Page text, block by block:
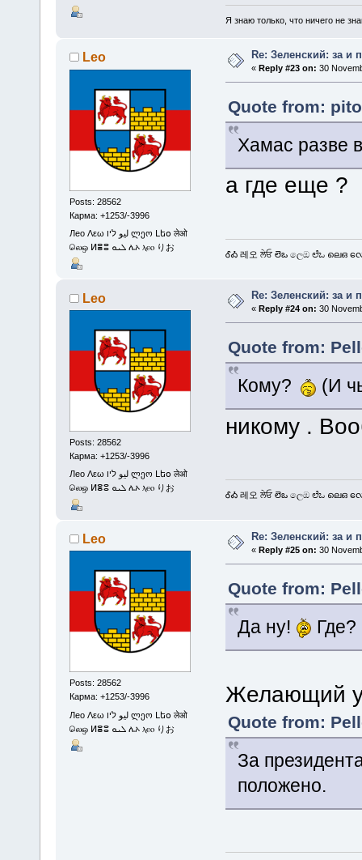
Я знаю только, что ничего не
Leo
Posts: 28562
Карма: +1253/-3996
Лео Λεω ليو ליו ლეო Լեօ लेओ
லெஒ ⵍⴻⵓ ܠܝܘ ሌኦ ⲗⲉⲟ りお
Re: Зеленский: за и
«Reply #23 on: 30
Quote from:
Хамас разве
а где еще ?
ᎴᎣ 레오 ਲੇਓ లెఒ ලෙඔ ಲೆಒ ലെഒ လ
Leo
Posts: 28562
Карма: +1253/-3996
Лео Λεω ليو ליו ლეო Լեօ लेओ
லெஒ ⵍⴻⵓ ܠܝܘ ሌኦ ⲗⲉⲟ りお
Re: Зеленский: за и
« Reply #24 on: 30
Quote from:
Кому? (И
никому .
ᎴᎣ 레오 ਲੇਓ లెఒ ලෙඔ ಲೆಒ ലെഒ လ
Leo
Posts: 28562
Карма: +1253/-3996
Лео Λεω ليو ליו ლეო Լեօ लेओ
லெஒ ⵍⴻⵓ ܠܝܘ ሌኦ ⲗⲉⲟ りお
Re: Зеленский: за и
«Reply #25 on: 30
Quote from:
Да ну! Где?
Желающий
Quote from:
За
положено.